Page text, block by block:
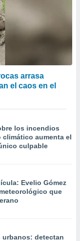
arrasa
el caos en el
los incendios
aumenta el
culpable
Evelio Gómez
que
detectan